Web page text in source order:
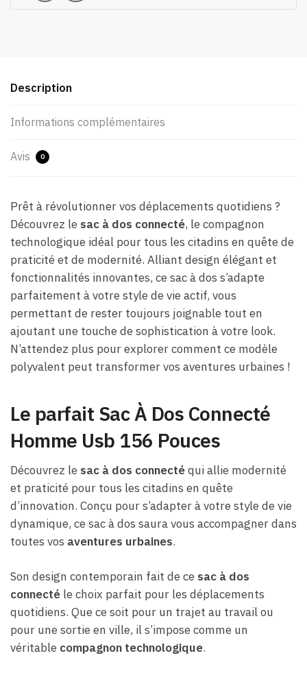
Description
Informations complémentaires
Avis 0
Prêt à révolutionner vos déplacements quotidiens ?
Découvrez le sac à dos connecté, le compagnon
technologique idéal pour tous les citadins en quête de
praticité et de modernité. Alliant design élégant et
fonctionnalités innovantes, ce sac à dos s’adapte
parfaitement à votre style de vie actif, vous
permettant de rester toujours joignable tout en
ajoutant une touche de sophistication à votre look.
N’attendez plus pour explorer comment ce modèle
polyvalent peut transformer vos aventures urbaines !
Le parfait Sac À Dos Connecté
Homme Usb 156 Pouces
Découvrez le sac à dos connectéqui allie modernité
et praticité pour tous les citadins en quête
d’innovation. Conçu pour s’adapter à votre style de vie
dynamique, ce sac à dos saura vous accompagner dans
toutes vos aventures urbaines.
Son design contemporain fait de ce sac à dos
connecté le choix parfait pour les déplacements
quotidiens. Que ce soit pour un trajet au travail ou
pour une sortie en ville, il s’impose comme un
véritable compagnon technologique.